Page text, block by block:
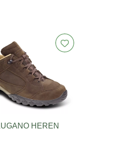
HEREN